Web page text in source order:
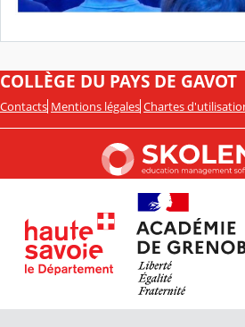
COLLÈGE DU PAYS DE GAVOT
Contacts Mentions légales Chartes